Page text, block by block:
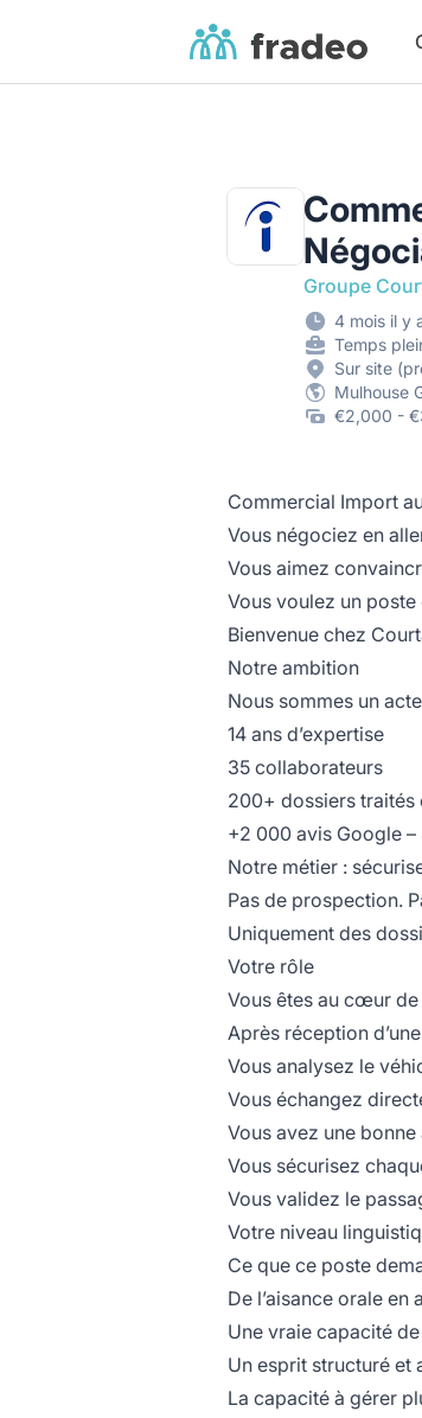
Fradeo
Groupe
4 mois il y
Temps
Sur site
Mulhouse
€2,000 -
Commercial Import
Vous négociez en
Vous aimez
Vous voulez un
Bienvenue chez
Notre ambition
Nous sommes un
14 ans d’expertise
35 collaborateurs
200+ dossiers traités
+2 000 avis Google –
Notre métier :
Pas de prospection.
Uniquement des
Votre rôle
Vous êtes au cœur
Après réception
Vous analysez le
Vous échangez
Vous avez une
Vous sécurisez
Vous validez le
Votre niveau
Ce que ce poste
De l’aisance orale en
Une vraie capacité
Un esprit structuré et
La capacité à gérer